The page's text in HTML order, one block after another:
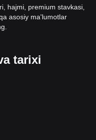
hajmi, premium stavkasi,
asosiy ma'lumotlar
tarixi